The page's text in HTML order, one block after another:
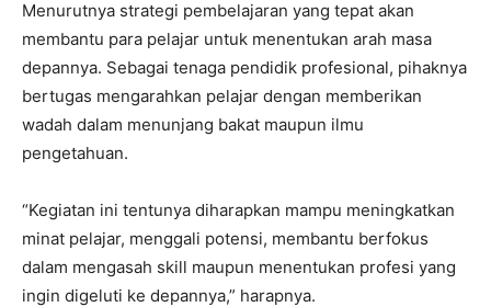
Menurutnya strategi pembelajaran yang tepat akan
membantu para pelajar untuk menentukan arah masa
depannya. Sebagai tenaga pendidik profesional, pihaknya
bertugas mengarahkan pelajar dengan memberikan
wadah dalam menunjang bakat maupun ilmu
pengetahuan.
“Kegiatan ini tentunya diharapkan mampu meningkatkan
minat pelajar, menggali potensi, membantu berfokus
dalam mengasah skill maupun menentukan profesi yang
ingin digeluti ke depannya,” harapnya.